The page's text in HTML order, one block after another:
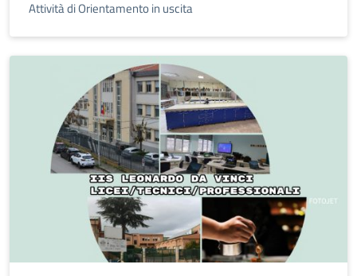
Attività di Orientamento in uscita